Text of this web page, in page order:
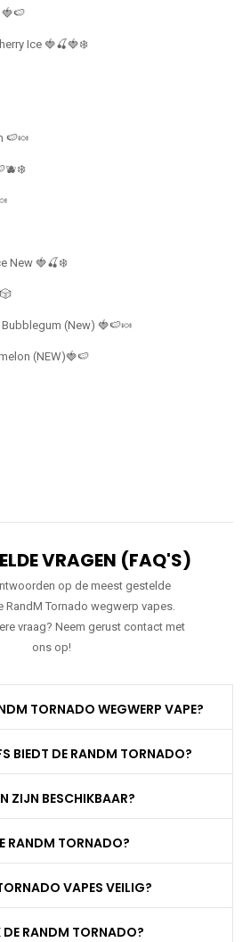
Ice 🍓🍒🍓❄️
🍉🍬
New 🍓🍒❄️
(New) 🍓🍉🍬
(NEW)🍓🍉
VRAGEN (FAQ'S)
op de meest gestelde
RandM Tornado wegwerp vapes.
vraag? Neem gerust contact met
ons op!
TORNADO WEGWERP VAPE?
BIEDT DE RANDM TORNADO?
ZIJN BESCHIKBAAR?
RANDM TORNADO?
VAPES VEILIG?
DE RANDM TORNADO?